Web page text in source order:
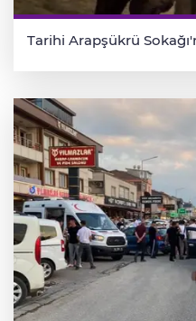
Tarihi Arapşükrü